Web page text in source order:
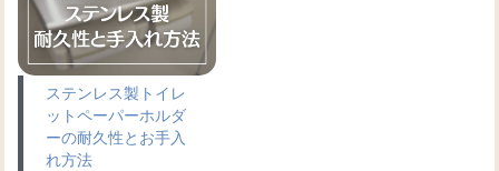
ステンレス製トイレ
ットペーパーホルダ
ーの耐久性とお手入
れ方法